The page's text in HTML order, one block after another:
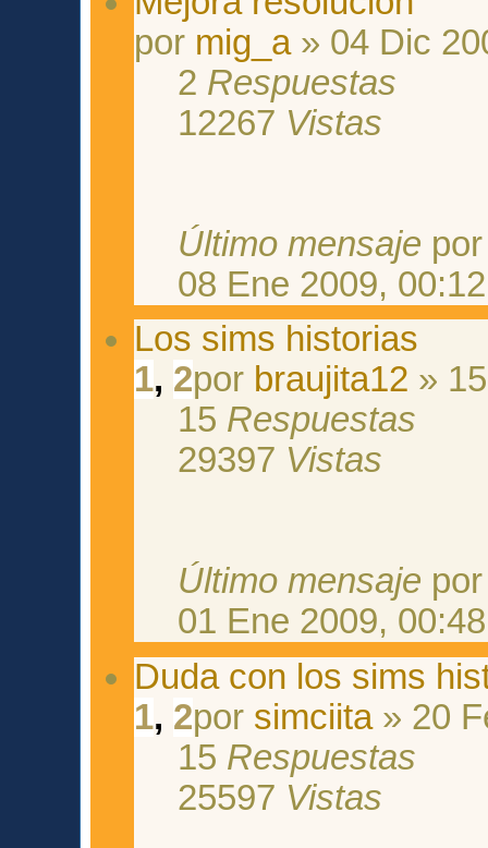
por mig_a» 04 Dic
2 Respuestas
12267 Vistas
Último mensaje
08 Ene 2009, 00:12
Los sims historias
1, 2por braujita12 »
15 Respuestas
29397 Vistas
Último mensaje
01 Ene 2009, 00:48
Duda con los sims
1, 2por simciita» 20
15 Respuestas
25597 Vistas